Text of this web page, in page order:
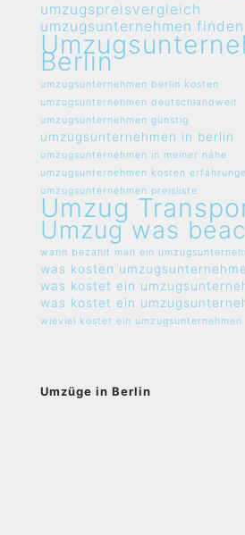
umzugspreisvergleich
umzugsunternehmen finden
Berlin
umzugsunternehmen berlin kosten
umzugsunternehmen deutschlandweit
umzugsunternehmen günstig
umzugsunternehmen in berlin
umzugsunternehmen in meiner nähe
umzugsunternehmen kosten
umzugsunternehmen preisliste
Umzug
Umzug was
wann bezahlt man ein
was kosten
was kostet ein
was kostet ein
wieviel kostet ein umzugsunternehmen
Umzüge in Berlin